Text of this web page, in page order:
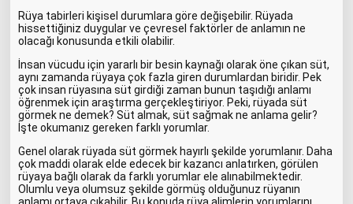
Rüya tabirleri kişisel durumlara göre değişebilir. Rüyada
hissettiğiniz duygular ve çevresel faktörler de anlamın ne
olacağı konusunda etkili olabilir.
İnsan vücudu için yararlı bir besin kaynağı olarak öne çıkan süt,
aynı zamanda rüyaya çok fazla giren durumlardan biridir. Pek
çok insan rüyasına süt girdiği zaman bunun taşıdığı anlamı
öğrenmek için araştırma gerçekleştiriyor. Peki, rüyada süt
görmek ne demek? Süt almak, süt sağmak ne anlama gelir?
İşte okumanız gereken farklı yorumlar.
Genel olarak rüyada süt görmek hayırlı şekilde yorumlanır. Daha
çok maddi olarak elde edecek bir kazancı anlatırken, görülen
rüyaya bağlı olarak da farklı yorumlar ele alınabilmektedir.
Olumlu veya olumsuz şekilde görmüş olduğunuz rüyanın